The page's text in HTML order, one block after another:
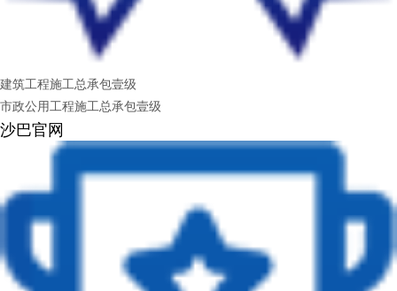
建筑工程施工总承包壹级
市政公用工程施工总承包壹级
沙巴官网